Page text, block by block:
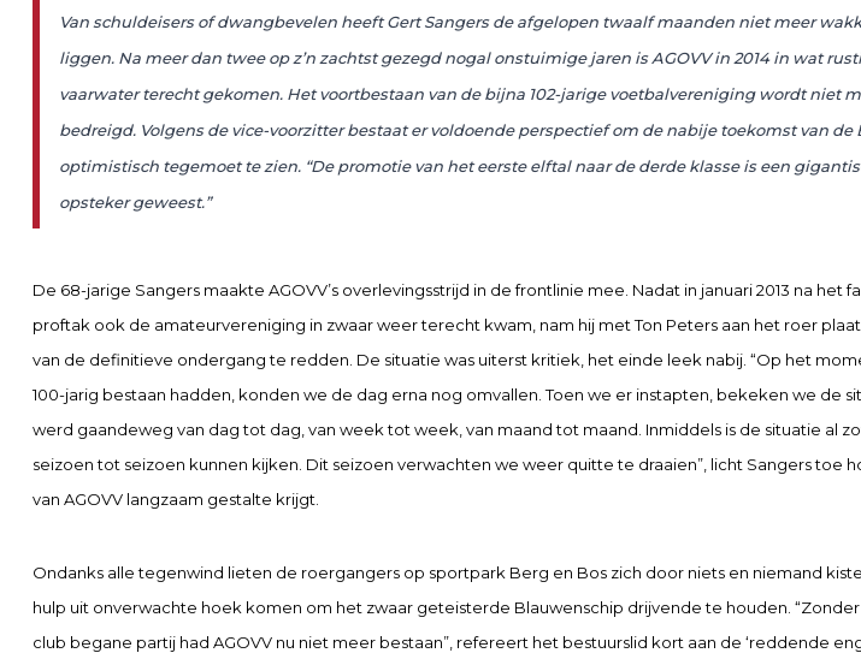
Van schuldeisers of dwangbevelen heeft Gert Sangers de afgelopen twaalf maanden niet meer
liggen. Na meer dan twee op z’n zachtst gezegd nogal onstuimige jaren is AGOVV in 2014 in wat
vaarwater terecht gekomen. Het voortbestaan van de bijna 102-jarige voetbalvereniging wordt niet
bedreigd. Volgens de vice-voorzitter bestaat er voldoende perspectief om de nabije toekomst van de
optimistisch tegemoet te zien. “De promotie van het eerste elftal naar de derde klasse is een
opsteker geweest.”
De 68-jarige Sangers maakte AGOVV’s overlevingsstrijd in de frontlinie mee. Nadat in januari 2013 na het
proftak ook de amateurvereniging in zwaar weer terecht kwam, nam hij met Ton Peters aan het roer
van de definitieve ondergang te redden. De situatie was uiterst kritiek, het einde leek nabij. “Op het
100-jarig bestaan hadden, konden we de dag erna nog omvallen. Toen we er instapten, bekeken we de
werd gaandeweg van dag tot dag, van week tot week, van maand tot maand. Inmiddels is de situatie al
seizoen tot seizoen kunnen kijken. Dit seizoen verwachten we weer quitte te draaien”, licht Sangers toe
van AGOVV langzaam gestalte krijgt.
Ondanks alle tegenwind lieten de roergangers op sportpark Berg en Bos zich door niets en niemand
hulp uit onverwachte hoek komen om het zwaar geteisterde Blauwenschip drijvende te houden.
club begane partij had AGOVV nu niet meer bestaan”, refereert het bestuurslid kort aan de ‘reddende